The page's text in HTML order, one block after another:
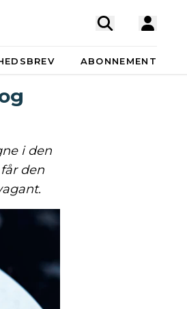
ABONNEMENT
i den
den